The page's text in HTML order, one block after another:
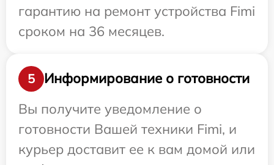
гарантию на ремонт устройства Fimi
сроком на 36 месяцев.
5
Информирование о готовности
Вы получите уведомление о
готовности Вашей техники Fimi, и
курьер доставит ее к вам домой или